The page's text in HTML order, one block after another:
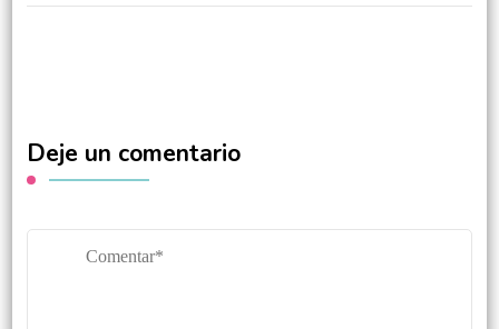
Deje un comentario